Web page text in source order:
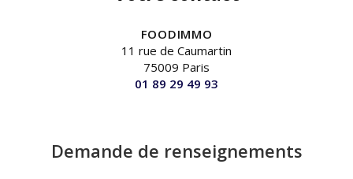
FOODIMMO
11 rue de Caumartin
75009 Paris
01 89 29 49 93
Demande de renseignements